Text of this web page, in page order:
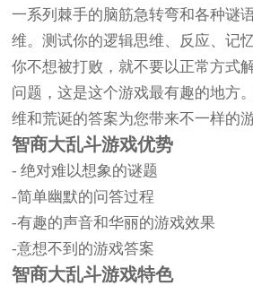
一系列棘手的脑筋急转弯和各种谜
维。测试你的逻辑思维、反应、记
你不想被打败，就不要以正常方式
问题，这是这个游戏最有趣的地方
维和荒诞的答案为您带来不一样的游
智商大乱斗游戏优势
- 绝对难以想象的谜题
-简单幽默的问答过程
-有趣的声音和华丽的游戏效果
-意想不到的游戏答案
智商大乱斗游戏特色